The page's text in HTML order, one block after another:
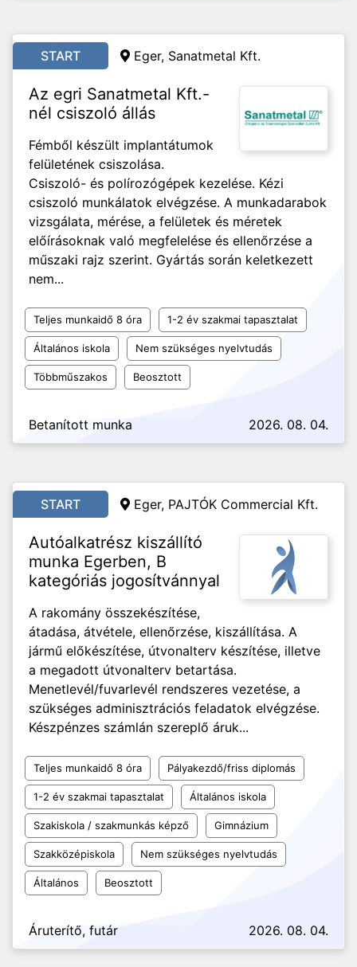
START Eger, Sanatmetal Kft.
Az egri Sanatmetal Kft.-
nél csiszoló állás
Fémből készült implantátumok
felületének csiszolása.
Csiszoló- és polírozógépek kezelése. Kézi
csiszoló munkálatok elvégzése. A munkadarabok
vizsgálata, mérése, a felületek és méretek
előírásoknak való megfelelése és ellenőrzése a
műszaki rajz szerint. Gyártás során keletkezett
nem...
Teljes munkaidő 8 óra 1-2 év szakmai tapasztalat
Általános iskola Nem szükséges nyelvtudás
Többműszakos Beosztott
Betanított munka 2026. 08. 04.
START Eger, PAJTÓK Commercial Kft.
Autóalkatrész kiszállító
munka Egerben, B
kategóriás jogosítvánnyal
A rakomány összekészítése,
átadása, átvétele, ellenőrzése, kiszállítása. A
jármű előkészítése, útvonalterv készítése, illetve
a megadott útvonalterv betartása.
Menetlevél/fuvarlevél rendszeres vezetése, a
szükséges adminisztrációs feladatok elvégzése.
Készpénzes számlán szereplő áruk...
Teljes munkaidő 8 óra Pályakezdő/friss diplomás
1-2 év szakmai tapasztalat Általános iskola
Szakiskola / szakmunkás képző Gimnázium
Szakközépiskola Nem szükséges nyelvtudás
Általános Beosztott
Áruterítő, futár 2026. 08. 04.